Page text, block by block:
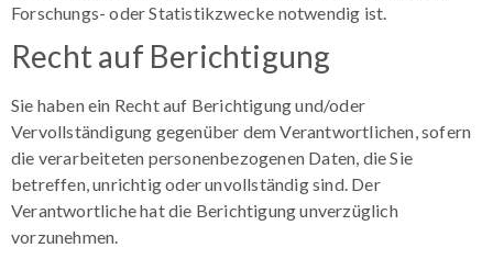
Forschungs- oder Statistikzwecke notwendig ist.
Recht auf Berichtigung
Sie haben ein Recht auf Berichtigung und/oder
Vervollständigung gegenüber dem Verantwortlichen, sofern
die verarbeiteten personenbezogenen Daten, die Sie
betreffen, unrichtig oder unvollständig sind. Der
Verantwortliche hat die Berichtigung unverzüglich
vorzunehmen.